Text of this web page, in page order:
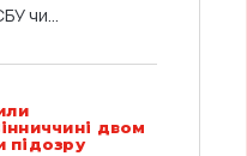
чи...
двом
підозру